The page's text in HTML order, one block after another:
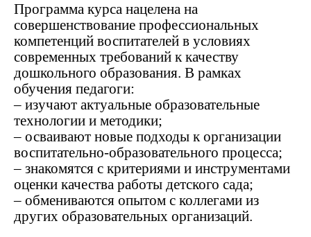
Программа курса нацелена на
совершенствование профессиональных
компетенций воспитателей в условиях
современных требований к качеству
дошкольного образования. В рамках
обучения педагоги:
– изучают актуальные образовательные
технологии и методики;
– осваивают новые подходы к организации
воспитательно-образовательного процесса;
– знакомятся с критериями и инструментами
оценки качества работы детского сада;
– обмениваются опытом с коллегами из
других образовательных организаций.